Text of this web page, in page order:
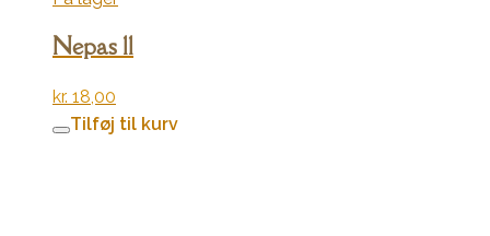
Nepas 11
kr. 18,00
Tilføj til kurv